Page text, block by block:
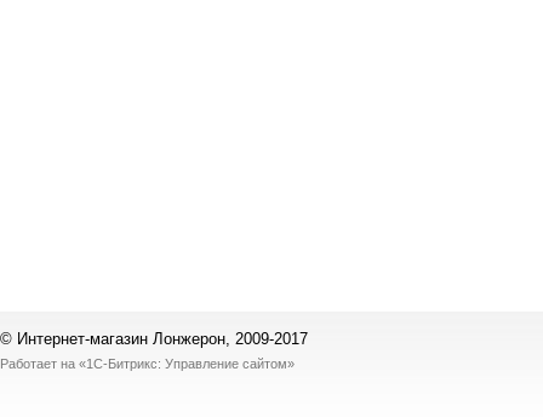
© Интернет-магазин Лонжерон, 2009-2017
Работает на «1С-Битрикс: Управление сайтом»